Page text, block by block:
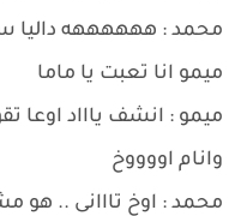
محمد : ههههههه داليا
ميمو انا تعبت يا ماما
ميمو : انشف ياااد اوعا
وانام اووووخ
محمد : اوخ تااانى .. هو مش